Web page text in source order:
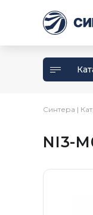
Синтера |
NI3-